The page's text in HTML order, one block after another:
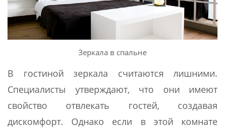
Зеркала в спальне
В гостиной зеркала считаются лишними.
Специалисты утверждают, что они имеют
свойство отвлекать гостей, создавая
дискомфорт. Однако если в этой комнате